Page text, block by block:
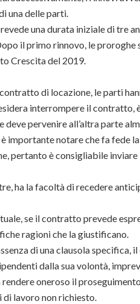
una delle parti.
una durata iniziale di tre
il primo rinnovo, le proroghe
Crescita del 2019.
di locazione, le parti
interrompere il contratto,
deve pervenire all’altra parte
importante notare che fa fede
pertanto è consigliabile
ha la facoltà di recedere
se il contratto prevede
ragioni che la giustificano.
di una clausola specifica,
dalla sua volontà,
oneroso il
lavoro non richiesto.